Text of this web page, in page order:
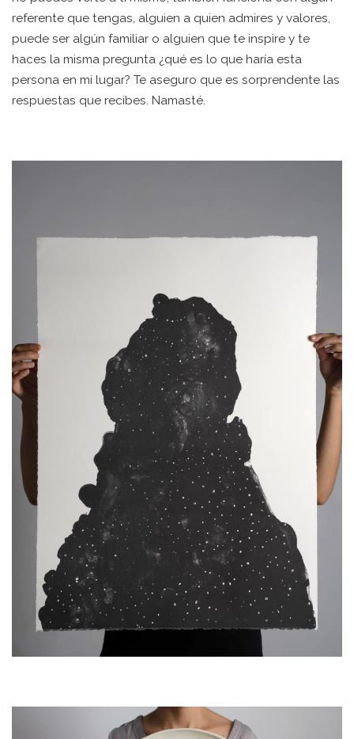
referente que tengas, alguien a quien admires y valores,
puede ser algún familiar o alguien que te inspire y te
haces la misma pregunta ¿qué es lo que haría esta
persona en mi lugar? Te aseguro que es sorprendente las
respuestas que recibes. Namasté.